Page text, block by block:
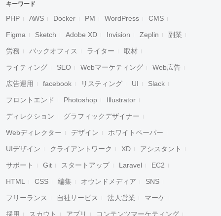
キーワード
PHP AWS Docker PM WordPress CMS
Figma Sketch Adobe XD Invision Zeplin 副業
労務 バックオフィス ライター 取材
ライティング SEO Webマーケティング Web広告
広告運用 facebook リスティング UI Slack
フロントエンド Photoshop Illustrator
ディレクション グラフィックデザイナー
Webディレクター デザイン ホワイトペーパー
UIデザイン クライアントワーク XD アシスタント
サポート Git スタートアップ Laravel EC2
HTML CSS 編集 オウンドメディア SNS
フリーランス 自社サービス 法人営業 マーケ
採用 スカウト アプリ コンテンツマーケティング